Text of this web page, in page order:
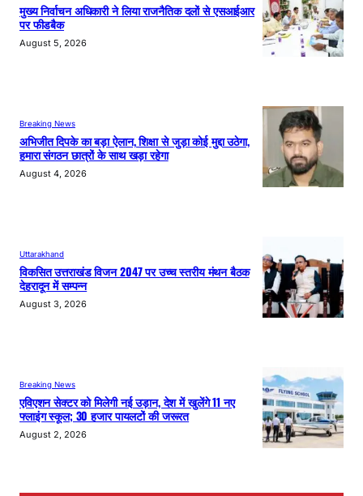
मुख्य निर्वाचन अधिकारी ने लिया राजनैतिक दलों से एसआईआर
पर फीडबैक
August 5, 2026
Breaking News
अभिजीत दिपके का बड़ा ऐलान, शिक्षा से जुड़ा कोई मुद्दा उठेगा,
हमारा संगठन छात्रों के साथ खड़ा रहेगा
August 4, 2026
Uttarakhand
विकसित उत्तराखंड विजन 2047 पर उच्च स्तरीय मंथन बैठक
देहरादून में सम्पन्न
August 3, 2026
Breaking News
एविएशन सेक्टर को मिलेगी नई उड़ान, देश में खुलेंगे 11 नए
फ्लाइंग स्कूल; 30 हजार पायलटों की जरूरत
August 2, 2026